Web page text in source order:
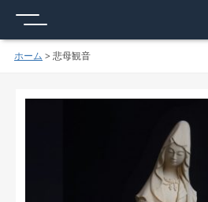
ホーム > 悲母観音